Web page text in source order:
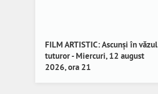
FILM ARTISTIC: Ascunși în văzul
tuturor - Miercuri, 12 august
2026, ora 21